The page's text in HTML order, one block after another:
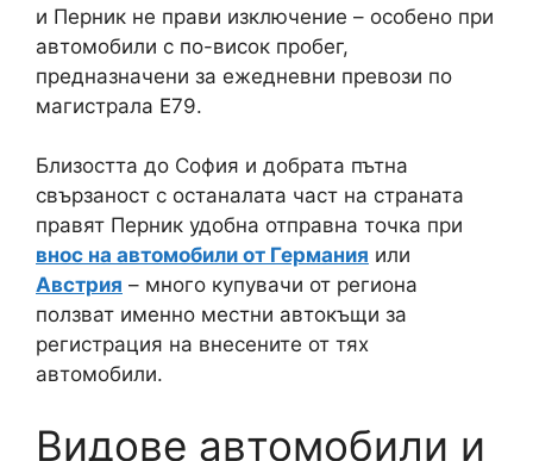
и Перник не прави изключение – особено при
автомобили с по-висок пробег,
предназначени за ежедневни превози по
магистрала Е79.
Близостта до София и добрата пътна
свързаност с останалата част на страната
правят Перник удобна отправна точка при
внос на автомобили от Германия или
Австрия – много купувачи от региона
ползват именно местни автокъщи за
регистрация на внесените от тях
автомобили.
Видове автомобили и